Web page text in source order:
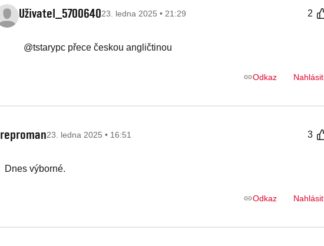
Uživatel_570064023. ledna 2025 • 21:29 2
@tstarypc přece českou angličtinou
Odkaz Nahlásit
reproman23. ledna 2025 • 16:51 3
Dnes výborné.
Odkaz Nahlásit